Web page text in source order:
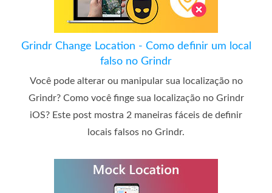
Grindr Change Location - Como definir um local
falso no Grindr
Você pode alterar ou manipular sua localização no
Grindr? Como você finge sua localização no Grindr
iOS? Este post mostra 2 maneiras fáceis de definir
locais falsos no Grindr.